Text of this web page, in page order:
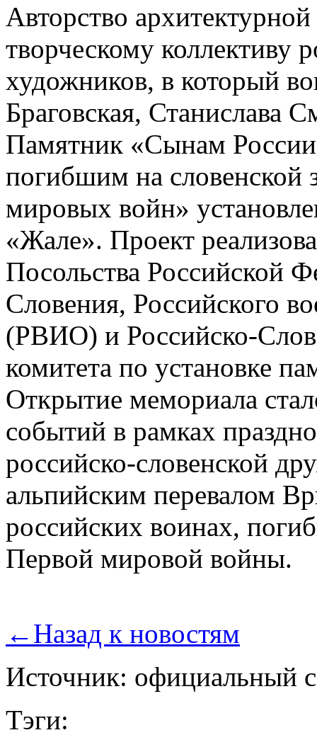
Авторство
творческому коллективу
художников, в который
Браговская, Станислава
Памятник «Сынам
погибшим на словенской
мировых войн»
«Жале». Проект
Посольства Российской
Словения, Российского
(РВИО) и Российско-
комитета по установке
Открытие мемориала
событий в рамках
российско-словенской
альпийским перевалом
российских воинах,
Первой мировой войны.
← Назад к новостям
Источник: официальный
Тэги: